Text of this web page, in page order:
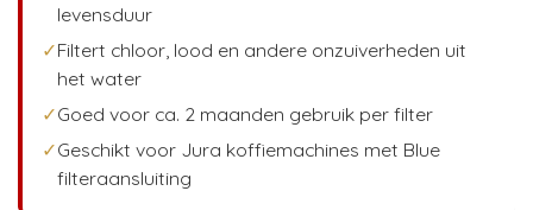
levensduur
✓Filtert chloor, lood en andere onzuiverheden uit
het water
✓Goed voor ca. 2 maanden gebruik per filter
✓Geschikt voor Jura koffiemachines met Blue
filteraansluiting